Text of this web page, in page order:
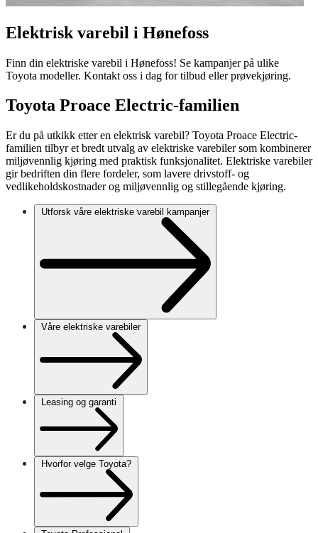
Elektrisk varebil i Hønefoss
Finn din elektriske varebil i Hønefoss! Se kampanjer på ulike
Toyota modeller. Kontakt oss i dag for tilbud eller prøvekjøring.
Toyota Proace Electric-familien
Er du på utkikk etter en elektrisk varebil? Toyota Proace Electric-
familien tilbyr et bredt utvalg av elektriske varebiler som kombinerer
miljøvennlig kjøring med praktisk funksjonalitet. Elektriske varebiler
gir bedriften din flere fordeler, som lavere drivstoff- og
vedlikeholdskostnader og miljøvennlig og stillegående kjøring.
Utforsk våre elektriske varebil kampanjer
Våre elektriske varebiler
Leasing og garanti
Hvorfor velge Toyota?